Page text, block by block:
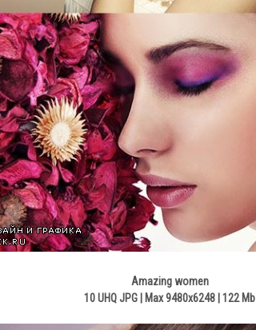
Amazing women
10 UHQ JPG | Max 9480x6248 | 122 Mb